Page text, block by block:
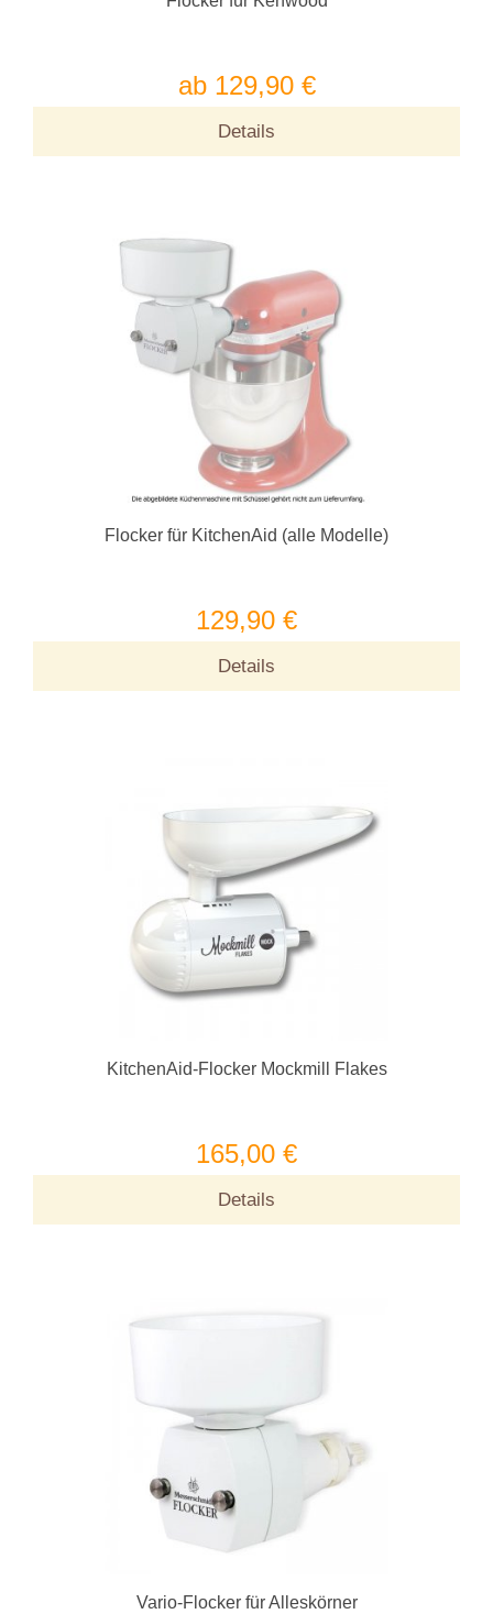
ab 129,90 €
Details
Flocker für KitchenAid (alle Modelle)
129,90 €
Details
KitchenAid-Flocker Mockmill Flakes
165,00 €
Details
Vario-Flocker für Alleskörner